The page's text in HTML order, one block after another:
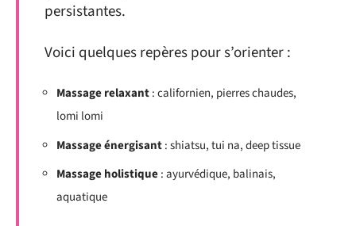
persistantes.
Voici quelques repères pour s’orienter :
Massage relaxant: californien, pierres chaudes,
lomi lomi
Massage énergisant: shiatsu, tui na, deep tissue
Massage holistique: ayurvédique, balinais,
aquatique